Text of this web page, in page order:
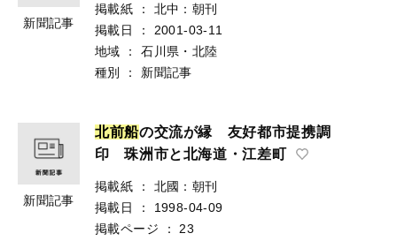
新聞記事
掲載紙 ：
北中：朝刊
掲載日
：
2001-03-11
地域
：
石川県・北陸
種別
： 新聞記事
新聞記事
北前船の交流が縁 友好都市提携調
印 珠洲市と北海道・江差町
掲載紙 ：
北國：朝刊
掲載日
：
1998-04-09
掲載ページ
：
23